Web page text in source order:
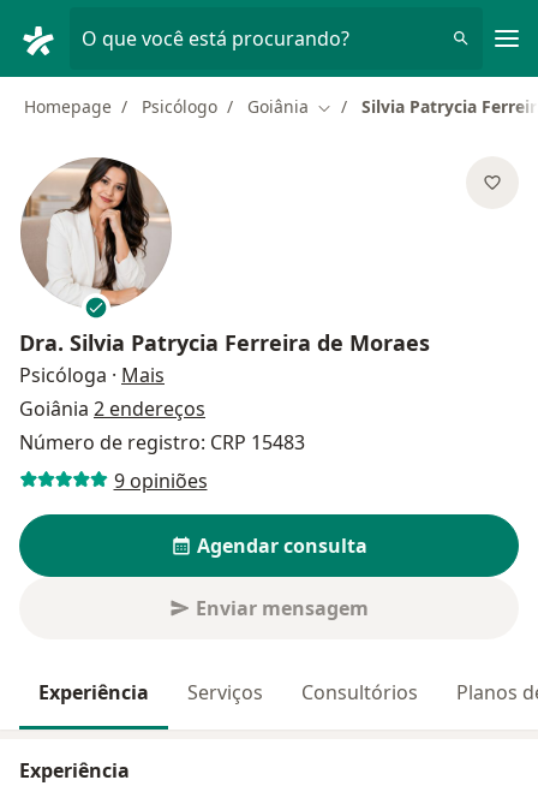
O que você está procurando?
Homepage Psicólogo Goiânia Mudar de cidade
Silvia Patrycia
Dra. Silvia Patrycia Ferreira de Moraes
Psicóloga · Mais
Goiânia 2 endereços
Número de registro: CRP 15483
9 opiniões
Agendar consulta
Enviar mensagem
Experiência Serviços Consultórios Planos
Experiência